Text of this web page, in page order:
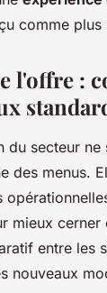
comme plus
l'offre :
du secteur ne
des menus.
mieux
entre les
nouveaux